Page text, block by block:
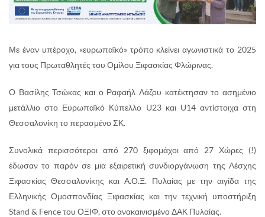
Με έναν υπέροχο, «ευρωπαϊκό» τρόπο κλείνει αγωνιστικά το 2025
για τους Πρωταθλητές του Ομίλου Ξιφασκίας Φλώρινας.
Ο Βασίλης Τσώκας και ο Ραφαήλ Λάζου κατέκτησαν το ασημένιο
μετάλλιο στο Ευρωπαϊκό Κύπελλο U23 και U14 αντίστοιχα στη
Θεσσαλονίκη το περασμένο ΣΚ.
Συνολικά περισσότεροι από 270 ξιφομάχοι από 27 Χώρες (!)
έδωσαν το παρόν σε μια εξαιρετική συνδιοργάνωση της Λέσχης
Ξιφασκίας Θεσσαλονίκης και Α.Ο.Ξ. Πυλαίας με την αιγίδα της
Ελληνικής Ομοσπονδίας Ξιφασκίας και την τεχνική υποστήριξη
Stand & Fence του ΟΞΙΦ, στο ανακαινισμένο ΔΑΚ Πυλαίας.